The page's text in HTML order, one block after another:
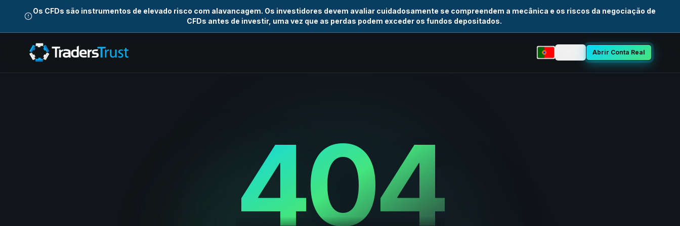
Os CFDs são instrumentos de elevado risco com alavancagem. Os investidores devem avaliar cuidadosamente se compreendem a mecânica e os riscos da negociação de
CFDs antes de investir, uma vez que as perdas podem exceder os fundos depositados.
Selecionar idioma
Abrir Conta Real
404